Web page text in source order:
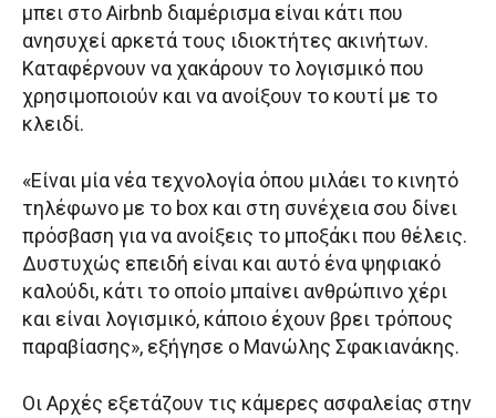
μπει στο Airbnb διαμέρισμα είναι κάτι που
ανησυχεί αρκετά τους ιδιοκτήτες ακινήτων.
Καταφέρνουν να χακάρουν το λογισμικό που
χρησιμοποιούν και να ανοίξουν το κουτί με το
κλειδί.
«Είναι μία νέα τεχνολογία όπου μιλάει το κινητό
τηλέφωνο με το box και στη συνέχεια σου δίνει
πρόσβαση για να ανοίξεις το μποξάκι που θέλεις.
Δυστυχώς επειδή είναι και αυτό ένα ψηφιακό
καλούδι, κάτι το οποίο μπαίνει ανθρώπινο χέρι
και είναι λογισμικό, κάποιο έχουν βρει τρόπους
παραβίασης», εξήγησε ο Μανώλης Σφακιανάκης.
Οι Αρχές εξετάζουν τις κάμερες ασφαλείας στην